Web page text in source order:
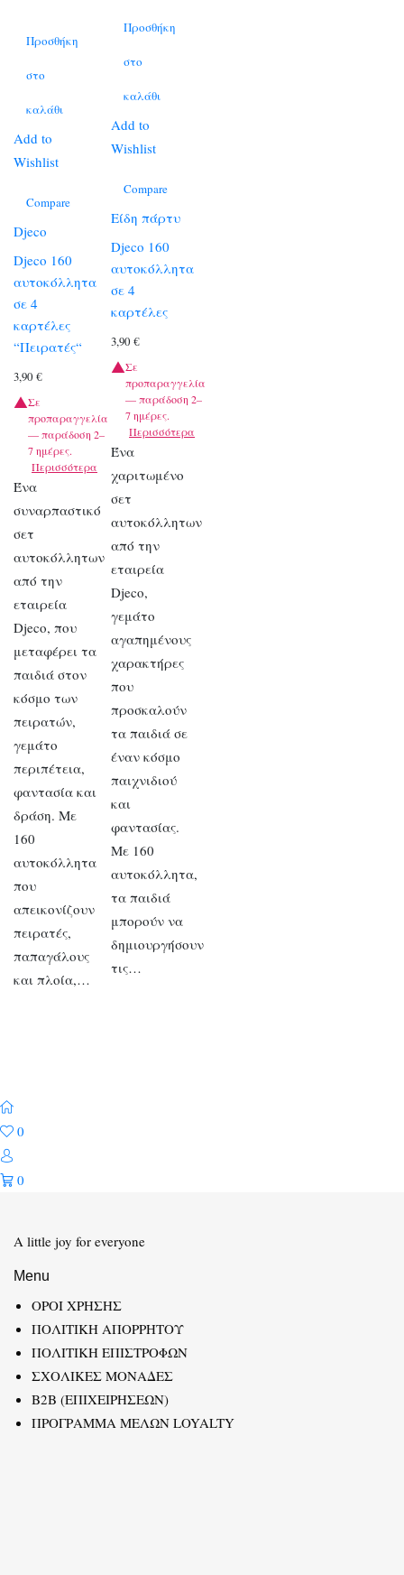
Προσθήκη
στο
καλάθι
Add to
Wishlist
Compare
Djeco
Djeco 160
αυτοκόλλητα
σε 4
καρτέλες
“Πειρατές“
3,90 €
Σε
προπαραγγελία
— παράδοση 2–
7 ημέρες.
Περισσότερα
Ένα
συναρπαστικό
σετ
αυτοκόλλητων
από την
εταιρεία
Djeco, που
μεταφέρει τα
παιδιά στον
κόσμο των
πειρατών,
γεμάτο
περιπέτεια,
φαντασία και
δράση. Με
160
αυτοκόλλητα
που
απεικονίζουν
πειρατές,
παπαγάλους
και πλοία,…
Προσθήκη
στο
καλάθι
Add to
Wishlist
Compare
Είδη πάρτυ
Djeco 160
αυτοκόλλητα
σε 4
καρτέλες
3,90€
Σε
προπαραγγελία
— παράδοση 2–
7 ημέρες.
Περισσότερα
Ένα
χαριτωμένο
σετ
αυτοκόλλητων
από την
εταιρεία
Djeco,
γεμάτο
αγαπημένους
χαρακτήρες
που
προσκαλούν
τα παιδιά σε
έναν κόσμο
παιχνιδιού
και
φαντασίας.
Με 160
αυτοκόλλητα,
τα παιδιά
μπορούν να
δημιουργήσουν
τις…
0
0
A little joy for everyone
Menu
ΟΡΟΙ ΧΡΗΣΗΣ
ΠΟΛΙΤΙΚΗ ΑΠΟΡΡΗΤΟΥ
ΠΟΛΙΤΙΚΗ ΕΠΙΣΤΡΟΦΩΝ
ΣΧΟΛΙΚΕΣ ΜΟΝΑΔΕΣ
B2B (ΕΠΙΧΕΙΡΗΣΕΩΝ)
ΠΡΟΓΡΑΜΜΑ ΜΕΛΩΝ LOYALTY